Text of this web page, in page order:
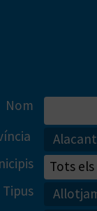
Nom
Tipus